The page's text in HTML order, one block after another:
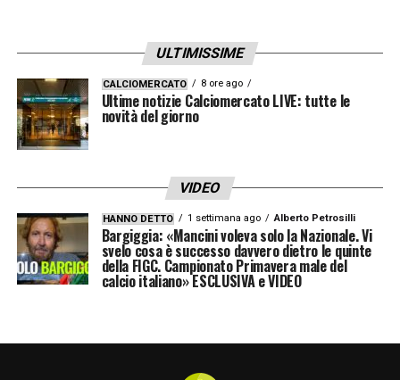
ULTIMISSIME
CALCIOMERCATO 8 ore ago
Ultime notizie Calciomercato LIVE: tutte le
novità del giorno
VIDEO
HANNO DETTO 1 settimana ago Alberto Petrosilli
Bargiggia: «Mancini voleva solo la Nazionale. Vi
svelo cosa è successo davvero dietro le quinte
della FIGC. Campionato Primavera male del
calcio italiano» ESCLUSIVA e VIDEO